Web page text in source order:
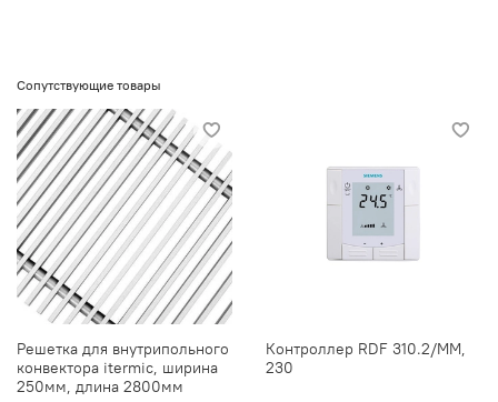
Сопутствующие товары
Решетка для внутрипольного
конвектора itermic, ширина
250мм, длина 2800мм
Контроллер RDF 310.2/MM,
230